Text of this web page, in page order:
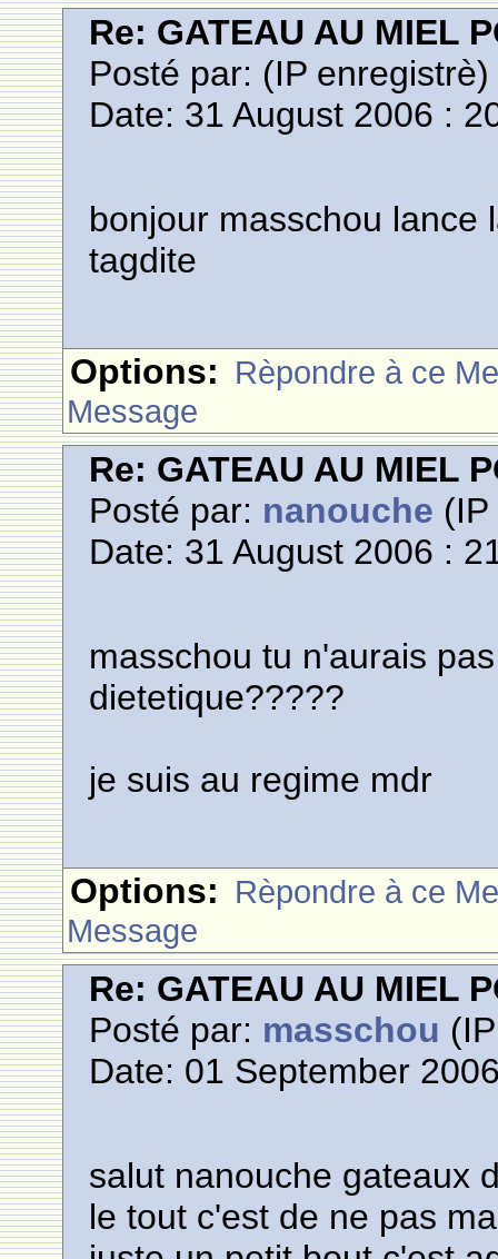
Re: GATEAU AU MIEL
Posté par: (IP enregistrè)
Date: 31 August 2006 :
bonjour masschou lance
tagdite
Options: Rèpondre à ce
Message
Re: GATEAU AU MIEL
Posté par: nanouche
Date: 31 August 2006 :
masschou tu n'aurais
dietetique?????
je suis au regime mdr
Options: Rèpondre à ce
Message
Re: GATEAU AU MIEL
Posté par: masschou
Date: 01 September
salut nanouche gateaux
le tout c'est de ne pas